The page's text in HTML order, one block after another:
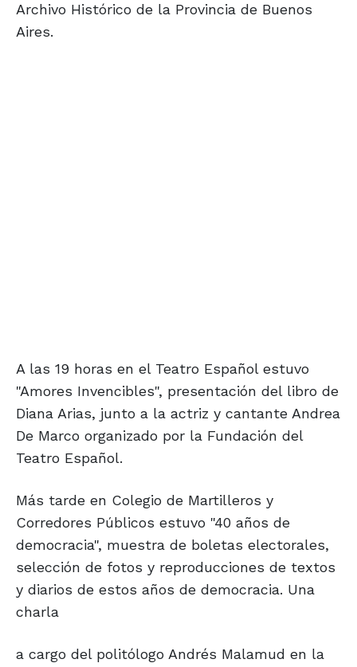
Archivo Histórico de la Provincia de Buenos
Aires.
A las 19 horas en el Teatro Español estuvo
"Amores Invencibles", presentación del libro de
Diana Arias, junto a la actriz y cantante Andrea
De Marco organizado por la Fundación del
Teatro Español.
Más tarde en Colegio de Martilleros y
Corredores Públicos estuvo "40 años de
democracia", muestra de boletas electorales,
selección de fotos y reproducciones de textos
y diarios de estos años de democracia. Una
charla
a cargo del politólogo Andrés Malamud en la